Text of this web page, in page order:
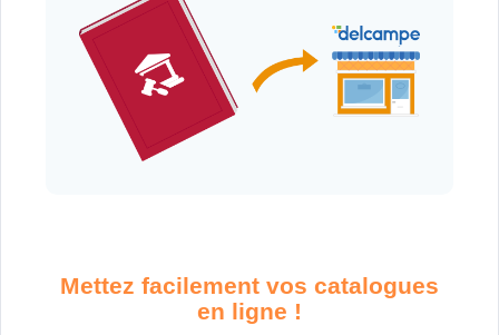
Mettez facilement vos catalogues
en ligne !